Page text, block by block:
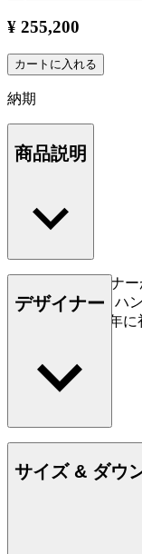
¥ 255,200
カートに入れる
納期
商品説明
ハンス J. ウェグナ
CH26。カール・ハ
ましたが、2016年
デザイナー
デンマークの家具
2007) は、家具づ
ップに対する優れ
勢で知られており
て多作なデザイナ
ー・オブ・ザ・チ
サイズ & ダウ